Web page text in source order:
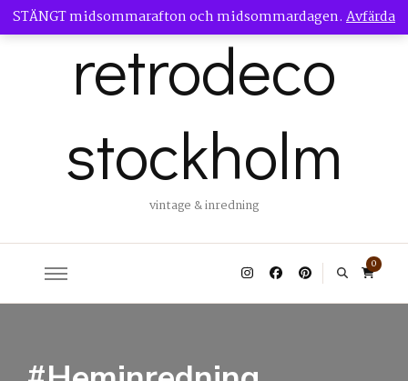
STÄNGT midsommarafton och midsommardagen. Avfärda
retrodeco
stockholm
vintage & inredning
0